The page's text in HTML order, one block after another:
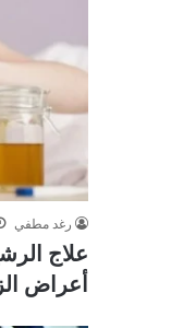
رغد مطفي
علاج
أعراض